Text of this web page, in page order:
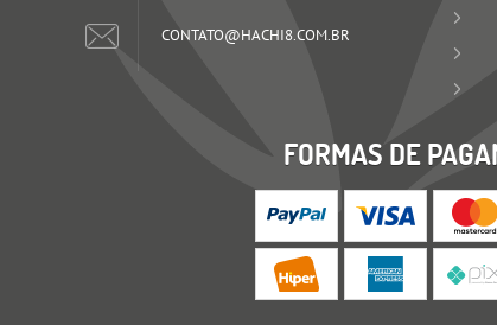
CONTATO@HACHI8.COM.BR
FORMAS DE